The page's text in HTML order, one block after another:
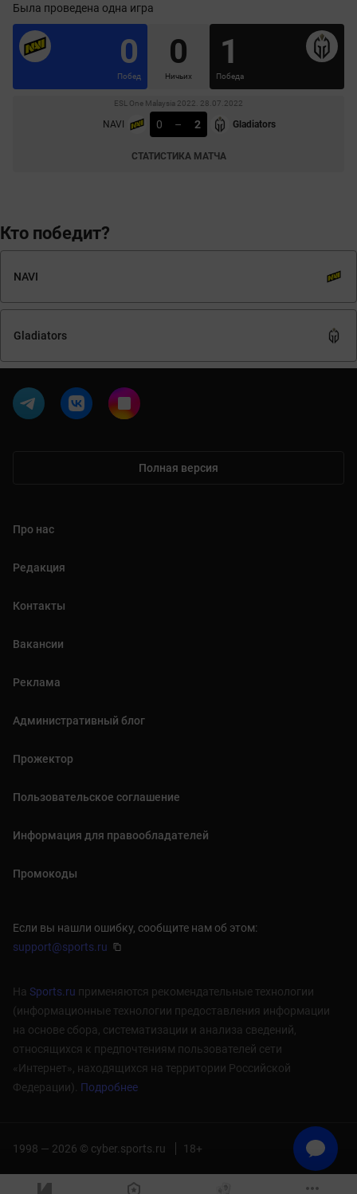
Кто победит?
NAVI
Gladiators
Была проведена одна игра
0
Побед
0
Ничьих
1
Победа
ESL One Malaysia 2022. 28.07.2022
NAVI 0 – 2 Gladiators
СТАТИСТИКА МАТЧА
Полная версия
Про нас
Редакция
Контакты
Вакансии
Реклама
Административный блог
Прожектор
Пользовательское соглашение
Информация для правообладателей
Промокоды
Если вы нашли ошибку, сообщите нам об этом:
support@sports.ru
На Sports.ru применяются рекомендательные технологии
(информационные технологии предоставления информации
на основе сбора, систематизации и анализа сведений,
относящихся к предпочтениям пользователей сети
«Интернет», находящихся на территории Российской
Федерации). Подробнее
1998 — 2026 © cyber.sports.ru 18+